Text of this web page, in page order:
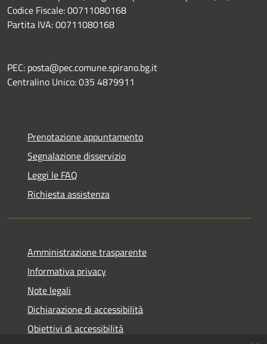
Codice Fiscale: 00711080168
Partita IVA: 00711080168
PEC: posta@pec.comune.spirano.bg.it
Centralino Unico: 035 4879911
Prenotazione appuntamento
Segnalazione disservizio
Leggi le FAQ
Richiesta assistenza
Amministrazione trasparente
Informativa privacy
Note legali
Dichiarazione di accessibilità
Obiettivi di accessibilità